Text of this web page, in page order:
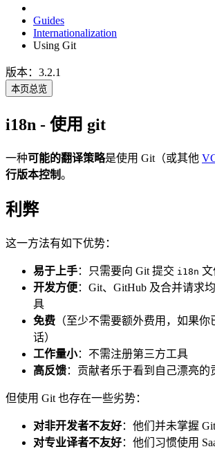
Guides
Internationalization
Using Git
版本：3.2.1
本页总览
i18n - 使用 git
一种可能的翻译策略是使用 Git（或其他
行版本控制。
利弊
这一方法有如下优势：
易于上手：只需要向 Git 提交 i18n 文
开发方便：Git、GitHub 及合并请求
具
免费 （至少不需要额外费用，如果你
话）
工作量小：不需注册第三方工具
高反馈：贡献者乐于看到自己漂亮的
但使用 Git 也存在一些劣势：
对非开发者不友好：他们并未掌握
对专业译者不友好：他们习惯使用